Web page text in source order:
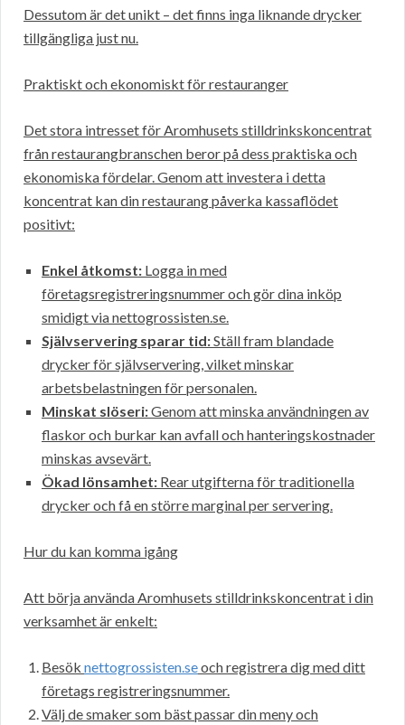
Dessutom är det unikt – det finns inga liknande drycker
tillgängliga just nu.
Praktiskt och ekonomiskt för restauranger
Det stora intresset för Aromhusets stilldrinkskoncentrat
från restaurangbranschen beror på dess praktiska och
ekonomiska fördelar. Genom att investera i detta
koncentrat kan din restaurang påverka kassaflödet
positivt:
Enkel åtkomst: Logga in med
företagsregistreringsnummer och gör dina inköp
smidigt via nettogrossisten.se.
Självservering sparar tid:Ställ fram blandade
drycker för självservering, vilket minskar
arbetsbelastningen för personalen.
Minskat slöseri:Genom att minska användningen av
flaskor och burkar kan avfall och hanteringskostnader
minskas avsevärt.
Ökad lönsamhet: Rear utgifterna för traditionella
drycker och få en större marginal per servering.
Hur du kan komma igång
Att börja använda Aromhusets stilldrinkskoncentrat i din
verksamhet är enkelt:
Besök nettogrossisten.seoch registrera dig med ditt
företags registreringsnummer.
Välj de smaker som bäst passar din meny och